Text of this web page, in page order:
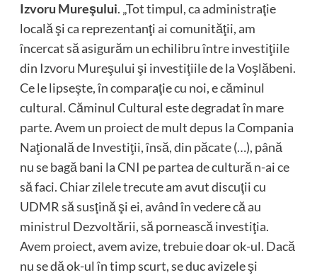
Izvoru Mureşului. „Tot timpul, ca administraţie
locală şi ca reprezentanţi ai comunităţii, am
încercat să asigurăm un echilibru între investiţiile
din Izvoru Mureşului şi investiţiile de la Voşlăbeni.
Ce le lipseşte, în comparaţie cu noi, e căminul
cultural. Căminul Cultural este degradat în mare
parte. Avem un proiect de mult depus la Compania
Naţională de Investiţii, însă, din păcate (…), până
nu se bagă bani la CNI pe partea de cultură n-ai ce
să faci. Chiar zilele trecute am avut discuţii cu
UDMR să susţină şi ei, având în vedere că au
ministrul Dezvoltării, să pornească investiţia.
Avem proiect, avem avize, trebuie doar ok-ul. Dacă
nu se dă ok-ul în timp scurt, se duc avizele şi